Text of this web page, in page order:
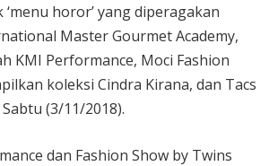
‘menu horor’ yang diperagakan
Master Gourmet Academy,
KMI Performance, Moci Fashion
koleksi Cindra Kirana, dan Tacs
(3/11/2018).
dan Fashion Show by Twins